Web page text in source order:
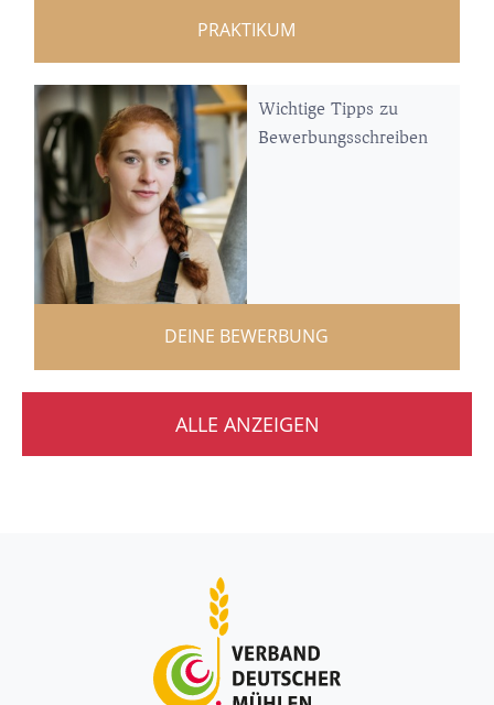
PRAKTIKUM
Wichtige Tipps zu
Bewerbungsschreiben
DEINE BEWERBUNG
ALLE ANZEIGEN